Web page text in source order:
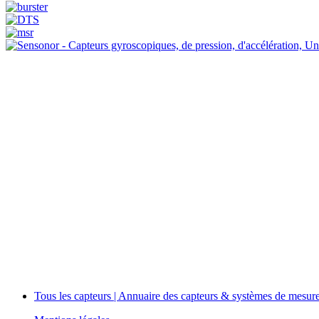
Tous les capteurs | Annuaire des capteurs & systèmes de